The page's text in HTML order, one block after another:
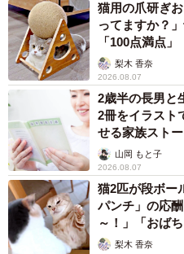
猫用の爪研ぎ
ってますか？
「100点満点
梨木 香奈
2026.08.07
2歳半の長男
2冊をイラスト
せる家族スト
山岡 もと子
2026.08.07
猫2匹が段ボー
パンチ」の応
～！」「おば
梨木 香奈